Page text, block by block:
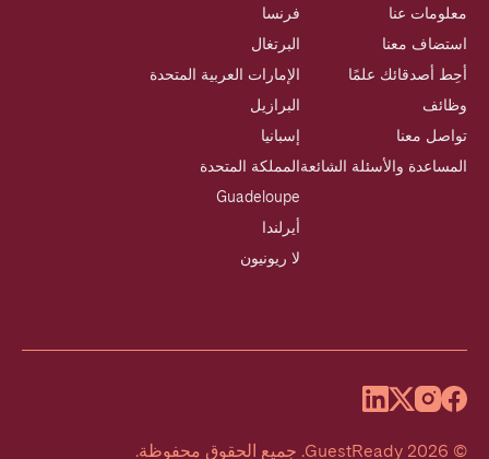
معلومات عنا
استضاف معنا
أحِط أصدقائك علمًا
وظائف
تواصل معنا
المساعدة والأسئلة الشائعة
فرنسا
البرتغال
الإمارات العربية المتحدة
البرازيل
إسبانيا
المملكة المتحدة
Guadeloupe
أيرلندا
لا ريونيون
©
2026
GuestReady
. جميع الحقوق محفوظة.